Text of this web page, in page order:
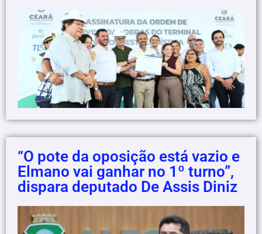
“O pote da oposição está vazio e
Elmano vai ganhar no 1º turno”,
dispara deputado De Assis Diniz